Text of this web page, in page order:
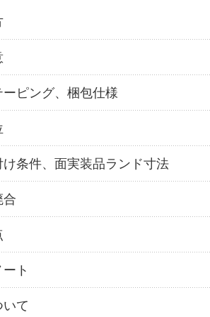
ピング、梱包仕様
条件、面実装品ランド寸法
合
ト
て